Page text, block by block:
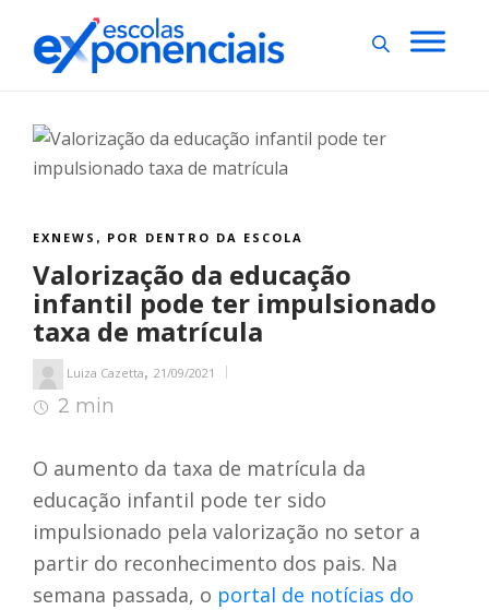
EXNEWS , POR DENTRO DA ESCOLA
Valorização da educação
infantil pode ter impulsionado
taxa de matrícula
Luiza Cazetta, 21/09/2021
2 min
O aumento da taxa de matrícula da
educação infantil pode ter sido
impulsionado pela valorização no setor a
partir do reconhecimento dos pais. Na
semana passada, o portal de notícias do